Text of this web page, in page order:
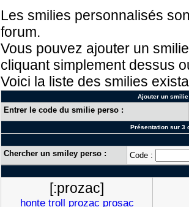
Les smilies personnalisés
forum.
Vous pouvez ajouter un
cliquant simplement dessus
Voici la liste des smilies
Ajouter un
Entrer le code du smilie perso :
Présentation sur 3
Chercher un smiley perso : Code :
[:prozac]
honte troll prozac prosac